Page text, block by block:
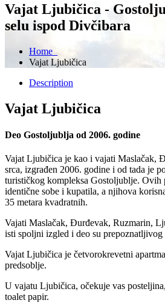
Vajat Ljubičica -
selu ispod Divčibara
Home
Vajat Ljubičica
Description
Vajat Ljubičica
Deo Gostoljublja od 2006. godine
Vajat Ljubičica je kao i vajati Maslačak,
srca, izgrađen 2006. godine i od tada je
turističkog kompleksa Gostoljublje. Ovih
identične sobe i kupatila, a njihova
35 metara kvadratnih.
Vajati Maslačak, Đurđevak, Ruzmarin,
isti spoljni izgled i deo su prepoznatljivog
Vajat Ljubičica je četvorokrevetni
predsoblje.
U vajatu Ljubičica, očekuje vas
toalet papir.